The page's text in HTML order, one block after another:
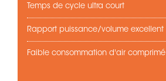
Temps de cycle ultra court
Rapport puissance/volume excellent
Faible consommation d'air comprimé